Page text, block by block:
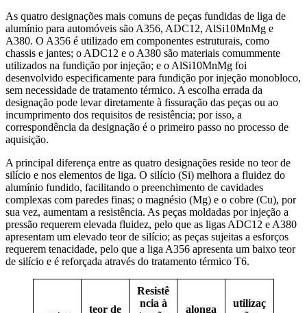
As quatro designações mais comuns de peças fundidas de liga de
alumínio para automóveis são A356, ADC12, AlSi10MnMg e
A380. O A356 é utilizado em componentes estruturais, como
chassis e jantes; o ADC12 e o A380 são materiais comummente
utilizados na fundição por injeção; e o AlSi10MnMg foi
desenvolvido especificamente para fundição por injeção monobloco,
sem necessidade de tratamento térmico. A escolha errada da
designação pode levar diretamente à fissuração das peças ou ao
incumprimento dos requisitos de resistência; por isso, a
correspondência da designação é o primeiro passo no processo de
aquisição.
A principal diferença entre as quatro designações reside no teor de
silício e nos elementos de liga. O silício (Si) melhora a fluidez do
alumínio fundido, facilitando o preenchimento de cavidades
complexas com paredes finas; o magnésio (Mg) e o cobre (Cu), por
sua vez, aumentam a resistência. As peças moldadas por injeção a
pressão requerem elevada fluidez, pelo que as ligas ADC12 e A380
apresentam um elevado teor de silício; as peças sujeitas a esforços
requerem tenacidade, pelo que a liga A356 apresenta um baixo teor
de silício e é reforçada através do tratamento térmico T6.
teor de
Resistê
ncia à
alonga
utilizaç